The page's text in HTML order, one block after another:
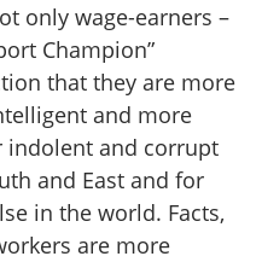
only wage-earners –
Champion”
that they are more
and more
and corrupt
and East and for
in the world. Facts,
are more